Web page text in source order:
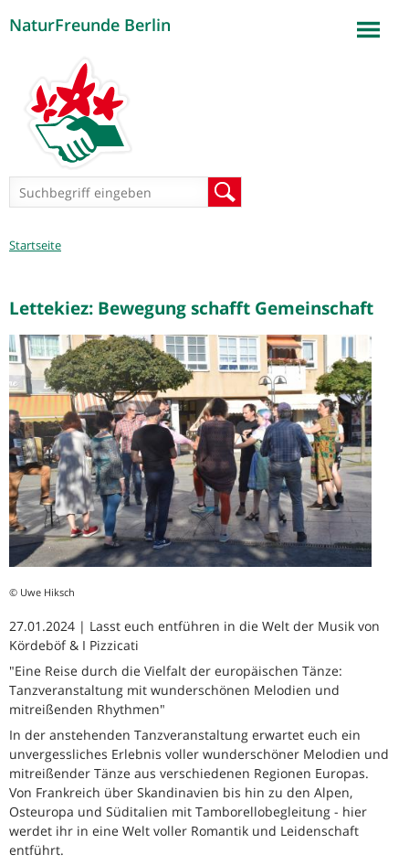
NaturFreunde Berlin
Suchformular
Sie
Startseite
Lettekiez: Bewegung schafft Gemeinschaft
© Uwe Hiksch
27.01.2024 | Lasst euch entführen in die Welt der Musik von
Kördeböf & I Pizzicati
"Eine Reise durch die Vielfalt der europäischen Tänze:
Tanzveranstaltung mit wunderschönen Melodien und
mitreißenden Rhythmen"
In der anstehenden Tanzveranstaltung erwartet euch ein
unvergessliches Erlebnis voller wunderschöner Melodien und
mitreißender Tänze aus verschiedenen Regionen Europas.
Von Frankreich über Skandinavien bis hin zu den Alpen,
Osteuropa und Süditalien mit Tamborellobegleitung - hier
werdet ihr in eine Welt voller Romantik und Leidenschaft
entführt.